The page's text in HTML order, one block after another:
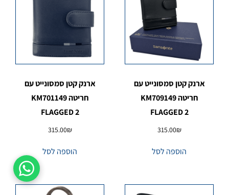
ארנק קטן סמסונייט עם
חריטה KM709149
FLAGGED 2
315.00₪
הוספה לסל
ארנק קטן סמסונייט עם
חריטה KM701149
FLAGGED 2
315.00₪
הוספה לסל